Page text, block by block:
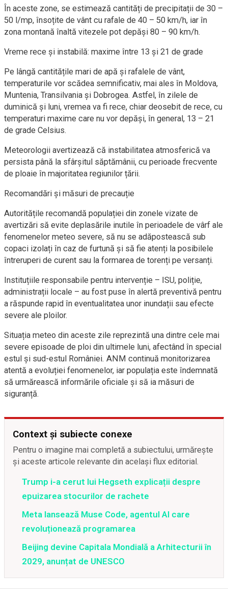
În aceste zone, se estimează cantități de precipitații de 30 –
50 l/mp, însoțite de vânt cu rafale de 40 – 50 km/h, iar în
zona montană înaltă vitezele pot depăși 80 – 90 km/h.
Vreme rece și instabilă: maxime între 13 și 21 de grade
Pe lângă cantitățile mari de apă și rafalele de vânt,
temperaturile vor scădea semnificativ, mai ales în Moldova,
Muntenia, Transilvania și Dobrogea. Astfel, în zilele de
duminică și luni, vremea va fi rece, chiar deosebit de rece, cu
temperaturi maxime care nu vor depăși, în general, 13 – 21
de grade Celsius.
Meteorologii avertizează că instabilitatea atmosferică va
persista până la sfârșitul săptămânii, cu perioade frecvente
de ploaie în majoritatea regiunilor țării.
Recomandări și măsuri de precauție
Autoritățile recomandă populației din zonele vizate de
avertizări să evite deplasările inutile în perioadele de vârf ale
fenomenelor meteo severe, să nu se adăpostească sub
copaci izolați în caz de furtună și să fie atenți la posibilele
întreruperi de curent sau la formarea de torenți pe versanți.
Instituțiile responsabile pentru intervenție – ISU, poliție,
administrații locale – au fost puse în alertă preventivă pentru
a răspunde rapid în eventualitatea unor inundații sau efecte
severe ale ploilor.
Situația meteo din aceste zile reprezintă una dintre cele mai
severe episoade de ploi din ultimele luni, afectând în special
estul și sud-estul României. ANM continuă monitorizarea
atentă a evoluției fenomenelor, iar populația este îndemnată
să urmărească informările oficiale și să ia măsuri de
siguranță.
Context și subiecte conexe
Pentru o imagine mai completă a subiectului, urmărește
și aceste articole relevante din același flux editorial.
Trump i-a cerut lui Hegseth explicații despre
epuizarea stocurilor de rachete
Meta lansează Muse Code, agentul AI care
revoluționează programarea
Beijing devine Capitala Mondială a Arhitecturii în
2029, anunțat de UNESCO